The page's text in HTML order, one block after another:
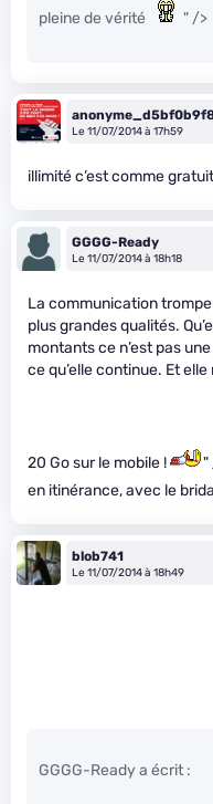
pleine de vérité
" />
Le 11/07/2014 à 17h59
illimité c’est comme
GGGG-Ready
Le 11/07/2014 à 18h18
La communication
plus grandes qualités.
montants ce n’est pas
ce qu’elle continue. Et elle
20 Go sur le mobile !
"
en itinérance, avec le
blob741
Le 11/07/2014 à 18h49
GGGG-Ready a écrit :